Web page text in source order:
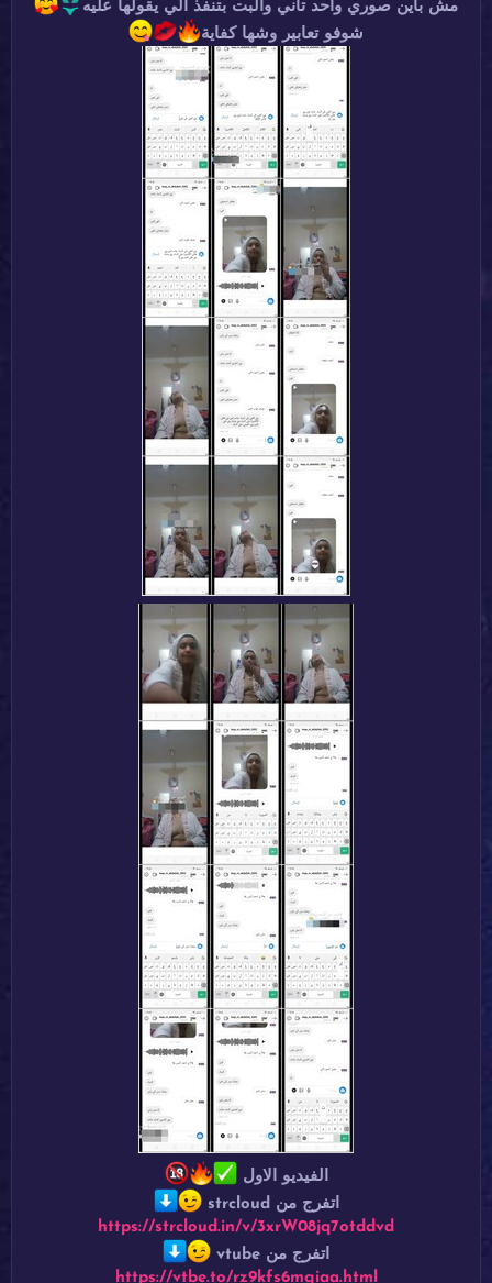
مش باين صوري واحد تاني والبت بتنفذ الي يقولها عليه
شوفو تعابير وشها كفاية
الفيديو الاول
اتفرج من strcloud
https://strcloud.in/v/3xrW08jq7otddvd
اتفرج من vtube
https://vtbe.to/rz9kfs6mgiaa.html